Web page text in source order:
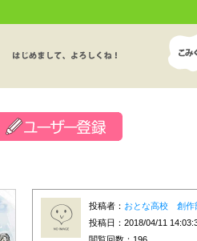
投稿者： おとな高校 創作
投稿日：2018/04/11